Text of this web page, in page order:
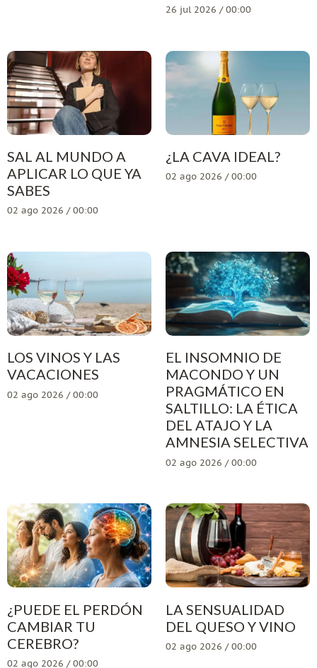
26 jul 2026 / 00:00
SAL AL MUNDO A
APLICAR LO QUE YA
SABES
02 ago 2026 / 00:00
¿LA CAVA IDEAL?
02 ago 2026 / 00:00
LOS VINOS Y LAS
VACACIONES
02 ago 2026 / 00:00
EL INSOMNIO DE
MACONDO Y UN
PRAGMÁTICO EN
SALTILLO: LA ÉTICA
DEL ATAJO Y LA
AMNESIA SELECTIVA
02 ago 2026 / 00:00
¿PUEDE EL PERDÓN
CAMBIAR TU
CEREBRO?
02 ago 2026 / 00:00
LA SENSUALIDAD
DEL QUESO Y VINO
02 ago 2026 / 00:00